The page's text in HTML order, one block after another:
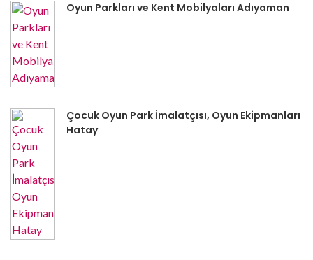
Oyun Parkları ve Kent Mobilyaları Adıyaman
Çocuk Oyun Park İmalatçısı, Oyun Ekipmanları
Hatay